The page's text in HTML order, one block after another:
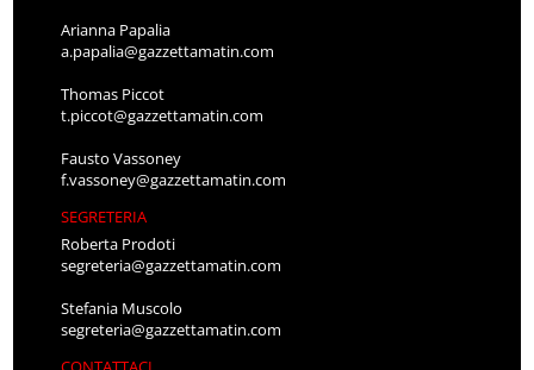
Arianna Papalia
a.papalia@gazzettamatin.com
Thomas Piccot
t.piccot@gazzettamatin.com
Fausto Vassoney
f.vassoney@gazzettamatin.com
SEGRETERIA
Roberta Prodoti
segreteria@gazzettamatin.com
Stefania Muscolo
segreteria@gazzettamatin.com